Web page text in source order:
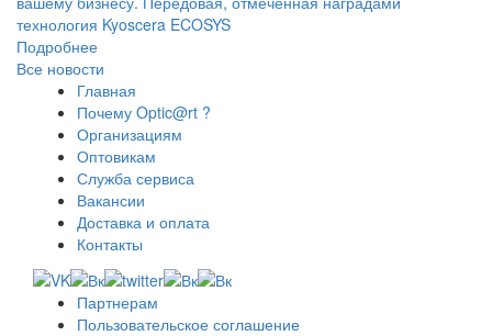
технология Kyoscera ECOSYS
Подробнее
Все новости
Главная
Почему Optic@rt ?
Организациям
Оптовикам
Служба сервиса
Вакансии
Доставка и оплата
Контакты
Партнерам
Пользовательское соглашение